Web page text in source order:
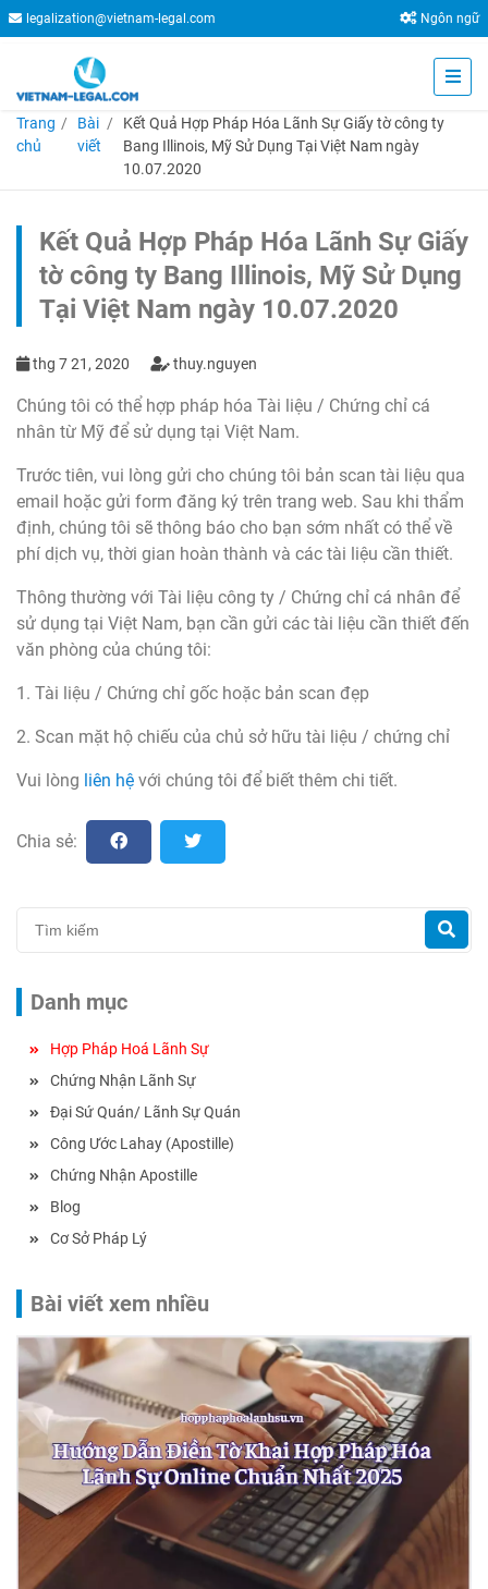
legalization@vietnam-legal.com Ngôn ngữ
Trang
chủ
Bài
viết
Kết Quả Hợp Pháp Hóa Lãnh Sự Giấy tờ công ty
Bang Illinois, Mỹ Sử Dụng Tại Việt Nam ngày
10.07.2020
Kết Quả Hợp Pháp Hóa Lãnh Sự Giấy
tờ công ty Bang Illinois, Mỹ Sử Dụng
Tại Việt Nam ngày 10.07.2020
thg 7 21, 2020 thuy.nguyen
Chúng tôi có thể hợp pháp hóa Tài liệu / Chứng chỉ cá
nhân từ Mỹ để sử dụng tại Việt Nam.
Trước tiên, vui lòng gửi cho chúng tôi bản scan tài liệu qua
email hoặc gửi form đăng ký trên trang web. Sau khi thẩm
định, chúng tôi sẽ thông báo cho bạn sớm nhất có thể về
phí dịch vụ, thời gian hoàn thành và các tài liệu cần thiết.
Thông thường với Tài liệu công ty / Chứng chỉ cá nhân để
sử dụng tại Việt Nam, bạn cần gửi các tài liệu cần thiết đến
văn phòng của chúng tôi:
1. Tài liệu / Chứng chỉ gốc hoặc bản scan đẹp
2. Scan mặt hộ chiếu của chủ sở hữu tài liệu / chứng chỉ
Vui lòng liên hệ với chúng tôi để biết thêm chi tiết.
Chia sẻ:
Danh mục
Hợp Pháp Hoá Lãnh Sự
Chứng Nhận Lãnh Sự
Đại Sứ Quán/ Lãnh Sự Quán
Công Ước Lahay (Apostille)
Chứng Nhận Apostille
Blog
Cơ Sở Pháp Lý
Bài viết xem nhiều